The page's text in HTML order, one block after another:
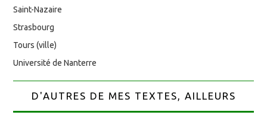
Saint-Nazaire
Strasbourg
Tours (ville)
Université de Nanterre
D'AUTRES DE MES TEXTES, AILLEURS